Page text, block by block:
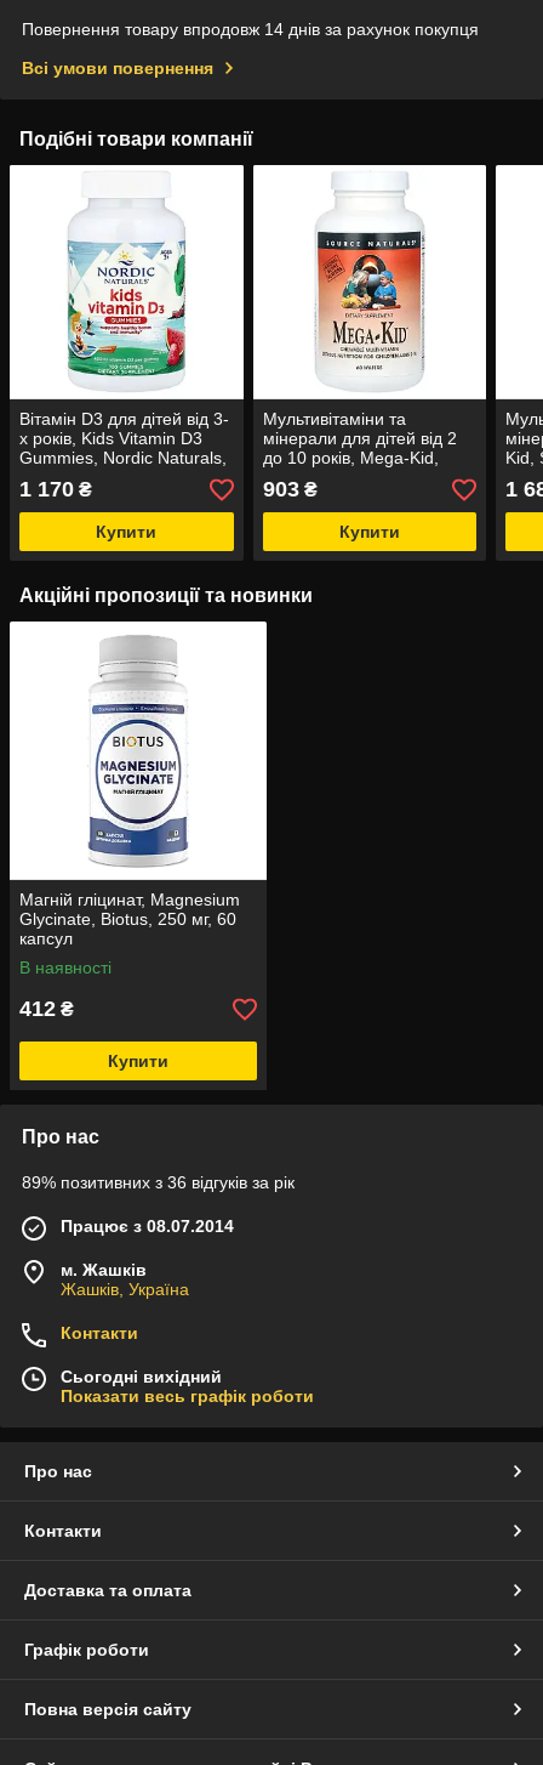
Повернення товару впродовж 14 днів за рахунок покупця
Всі умови повернення
Подібні товари компанії
Вітамін D3 для дітей від 3-
х років, Kids Vitamin D3
Gummies, Nordic Naturals,
зі смаком кавуна, 10 мкг
(400 МО), 120 жувальних
1 170 ₴
Купити
Мультивітаміни та
мінерали для дітей від 2
до 10 років, Mega-Kid,
Source Naturals, смак ягід,
60 жувальних вафель
903₴
Купити
Kid,
1
Акційні пропозиції та новинки
Магній гліцинат, Magnesium
Glycinate, Biotus, 250 мг, 60
капсул
В наявності
412 ₴
Купити
Про нас
89% позитивних з 36 відгуків за рік
Працює з 08.07.2014
м. Жашків
Жашків, Україна
Контакти
Сьогодні вихідний
Показати весь графік роботи
Про нас
Контакти
Доставка та оплата
Графік роботи
Повна версія сайту